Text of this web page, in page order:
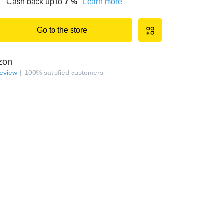
Cash back up to 7 % Learn more
Go to the store
100% satisfied customers